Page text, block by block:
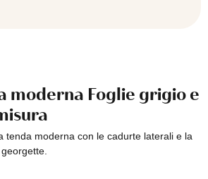
moderna Foglie grigio e
tenda moderna con le cadurte laterali e la